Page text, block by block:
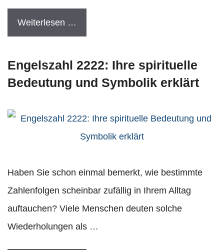
Weiterlesen …
Engelszahl 2222: Ihre spirituelle
Bedeutung und Symbolik erklärt
Haben Sie schon einmal bemerkt, wie bestimmte
Zahlenfolgen scheinbar zufällig in Ihrem Alltag
auftauchen? Viele Menschen deuten solche
Wiederholungen als …